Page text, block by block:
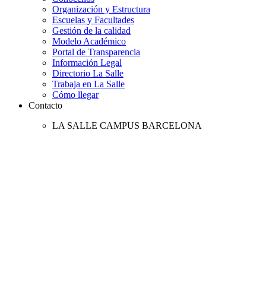
Organización y Estructura
Escuelas y Facultades
Gestión de la calidad
Modelo Académico
Portal de Transparencia
Información Legal
Directorio La Salle
Trabaja en La Salle
Cómo llegar
Contacto
LA SALLE CAMPUS BARCELONA